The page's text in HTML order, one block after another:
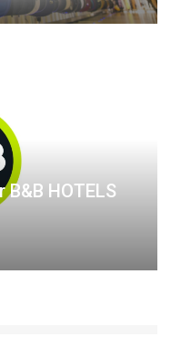
HOTELS